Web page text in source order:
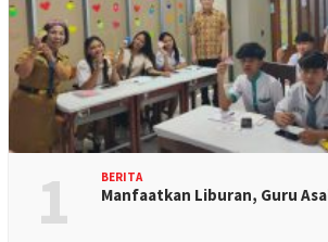
1 BERITA
Manfaatkan Liburan, Guru